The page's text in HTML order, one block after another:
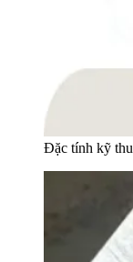
Đặc tính kỹ